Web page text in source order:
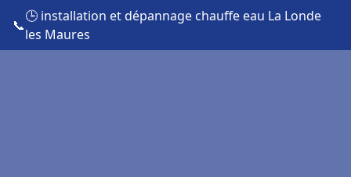
📞
🕒 installation et dépannage chauffe eau La Londe
les Maures